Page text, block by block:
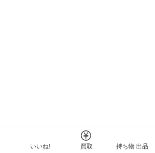
いいね! 買取 持ち物 出品